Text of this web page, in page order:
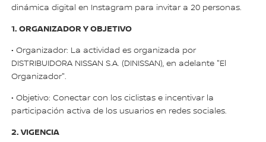
dinámica digital en Instagram para invitar a 20 personas.
1. ORGANIZADOR Y OBJETIVO
• Organizador: La actividad es organizada por
DISTRIBUIDORA NISSAN S.A. (DINISSAN), en adelante "El
Organizador".
• Objetivo: Conectar con los ciclistas e incentivar la
participación activa de los usuarios en redes sociales.
2. VIGENCIA